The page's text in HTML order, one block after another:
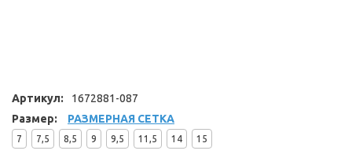
Артикул:
1672881-087
Размер:
РАЗМЕРНАЯ СЕТКА
7 7,5 8,5 9 9,5 11,5 14 15